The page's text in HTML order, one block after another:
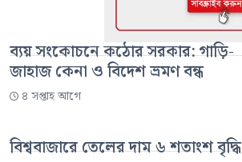
ব্যয় সংকোচনে কঠোর সরকার: গাড়ি-
জাহাজ কেনা ও বিদেশ ভ্রমণ বন্ধ
৪ সপ্তাহ আগে
বিশ্ববাজারে তেলের দাম ৬ শতাংশ বৃদ্ধি